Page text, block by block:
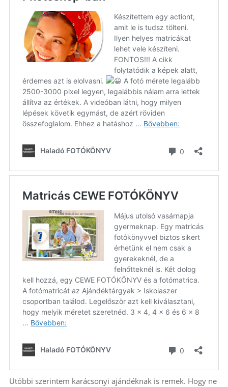
Utóbbi szerintem karácsonyi ajándéknak is remek. Hogy ne